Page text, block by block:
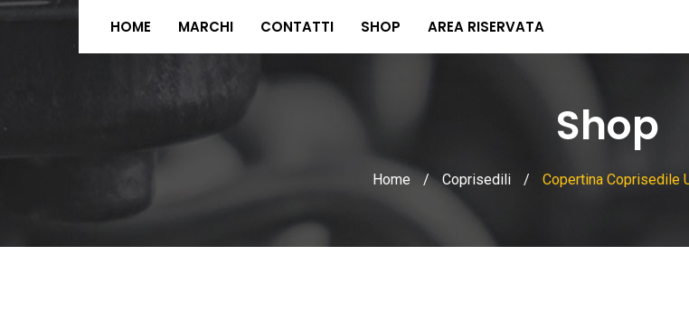
HOME MARCHI CONTATTI SHOP AREA RISERVATA
Shop
Home / Coprisedili / Copertina Coprisedile